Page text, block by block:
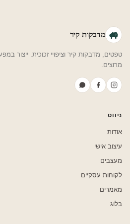
מדבקות קיר
מרוצים.
ניווט
אודות
עיצוב אישי
מעצבים
לקוחות עסקיים
מאמרים
בלוג